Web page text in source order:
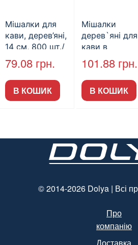
Мішалки для
кави, дерев’яні,
14 см, 800 шт./
уп. (арт.18012)
79.08 грн.
В КОШИК
Мішалки
дерев`яні для
кави в
індивідуальній
упаковці, 14см,
250шт/пак
(24пак/м)
101.88 грн.
В КОШИК
© 2014-2026 Dolya | Всі
Про
компанію